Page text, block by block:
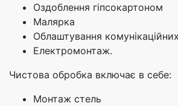
Оздоблення гіпсокартоном
Малярка
Облаштування
Електромонтаж.
Чистова обробка включає в себе:
Монтаж стель